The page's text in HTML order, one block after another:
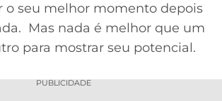
o seu melhor momento depois
Mas nada é melhor que um
para mostrar seu potencial.
PUBLICIDADE